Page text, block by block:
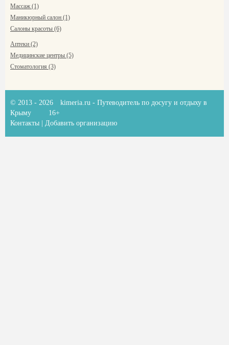
Массаж (1)
Маникюрный салон (1)
Салоны красоты (6)
Аптеки (2)
Медицинские центры (5)
Стоматология (3)
© 2013 - 2026 kimeria.ru - Путеводитель по досугу и отдыху в
Крыму
16+
Контакты
Добавить организацию